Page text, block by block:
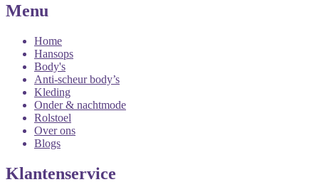
Menu
Home
Hansops
Body's
Anti-scheur body’s
Kleding
Onder & nachtmode
Rolstoel
Over ons
Blogs
Klantenservice